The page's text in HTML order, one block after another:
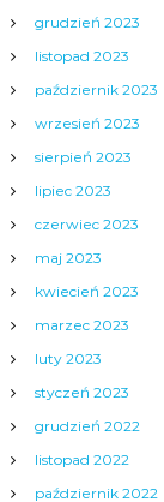
grudzień 2023
listopad 2023
październik 2023
wrzesień 2023
sierpień 2023
lipiec 2023
czerwiec 2023
maj 2023
kwiecień 2023
marzec 2023
luty 2023
styczeń 2023
grudzień 2022
listopad 2022
październik 2022